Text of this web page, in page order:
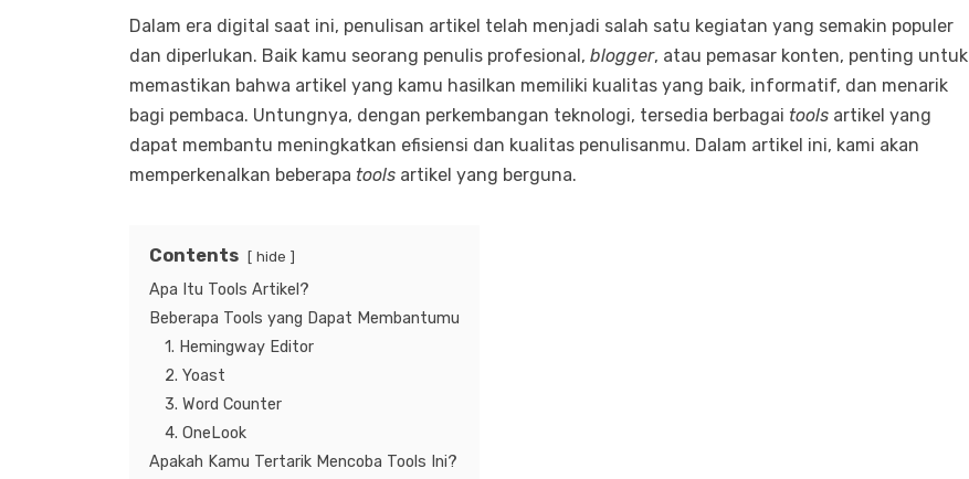
Dalam era digital saat ini, penulisan artikel telah menjadi salah satu kegiatan yang semakin populer
dan diperlukan. Baik kamu seorang penulis profesional, blogger, atau pemasar konten, penting untuk
memastikan bahwa artikel yang kamu hasilkan memiliki kualitas yang baik, informatif, dan menarik
bagi pembaca. Untungnya, dengan perkembangan teknologi, tersedia berbagai tools artikel yang
dapat membantu meningkatkan efisiensi dan kualitas penulisanmu. Dalam artikel ini, kami akan
memperkenalkan beberapa tools artikel yang berguna.
Contents hide
Apa Itu Tools Artikel?
Beberapa Tools yang Dapat Membantumu
1. Hemingway Editor
2. Yoast
3. Word Counter
4. OneLook
Apakah Kamu Tertarik Mencoba Tools Ini?